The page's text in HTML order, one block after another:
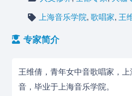
上海音乐学院,歌唱家, 王
专家简介
王维倩，青年女中音歌唱家，
音，毕业于上海音乐学院。